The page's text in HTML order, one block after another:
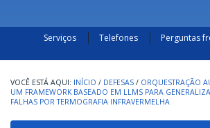
Serviços Telefones Perguntas
INÍCIO / DEFESAS / ORQUESTRAÇÃO
UM FRAMEWORK BASEADO EM LLMS PARA
FALHAS POR TERMOGRAFIA INFRAVERMELHA